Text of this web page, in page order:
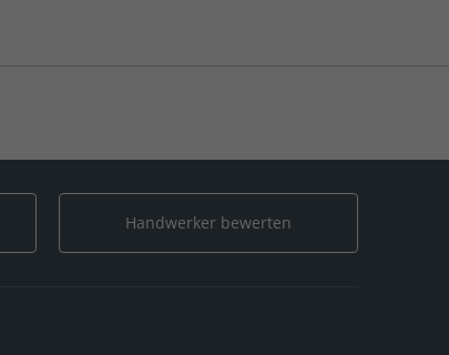
Handwerker bewerten